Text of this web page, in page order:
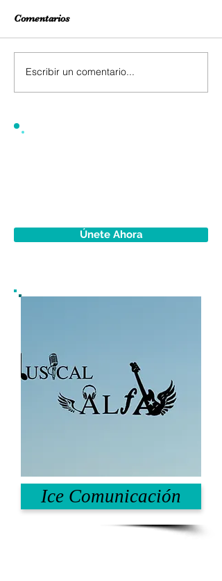
Comentarios
Escribir un comentario...
Únete Ahora
Ice Comunicación